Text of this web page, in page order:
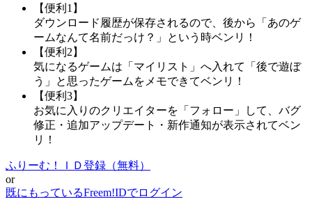
【便利1】
ダウンロード履歴が保存されるので、後から「あのゲ
ームなんて名前だっけ？」という時ベンリ！
【便利2】
気になるゲームは「マイリスト」へ入れて「後で遊ぼ
う」と思ったゲームをメモできてベンリ！
【便利3】
お気に入りのクリエイターを「フォロー」して、バグ
修正・追加アップデート・新作通知が表示されてベン
リ！
ふりーむ！ＩＤ登録（無料）
or
既にもっているFreem!IDでログイン